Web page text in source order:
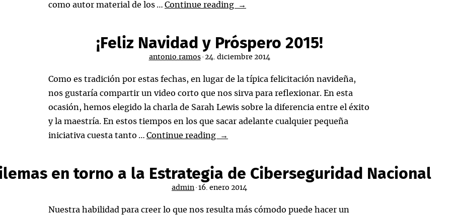
como autor material de los … Continue reading
A
con
Sony,
Corea
del
Norte
Estados
→
¡Feliz Navidad y Próspero 2015!
antonio.ramos · 24. diciembre 2014
Como es tradición por estas fechas, en lugar de la típica felicitación navideña,
nos gustaría compartir un video corto que nos sirva para reflexionar. En esta
ocasión, hemos elegido la charla de Sarah Lewis sobre la diferencia entre el éxito
y la maestría. En estos tiempos en los que sacar adelante cualquier pequeña
iniciativa cuesta tanto … Continue reading
¡Feliz
Próspero
2015!
→
en torno a la Estrategia de Ciberseguridad Nacional
admin · 16. enero 2014
Nuestra habilidad para creer lo que nos resulta más cómodo puede hacer un